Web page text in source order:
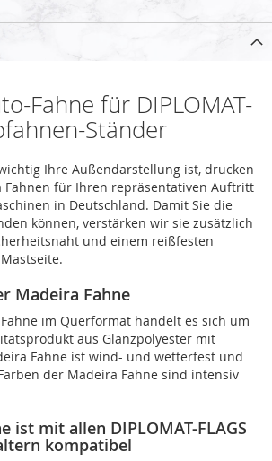
Fahne für DIPLOMAT-
Ständer
Ihre Außendarstellung ist, drucken
Fahnen für Ihren repräsentativen Auftritt
in Deutschland. Damit Sie die
können, verstärken wir sie zusätzlich
und einem reißfesten
Madeira Fahne
im Querformat handelt es sich um
aus Glanzpolyester mit
Fahne ist wind- und wetterfest und
der Madeira Fahne sind intensiv
ist mit allen DIPLOMAT-FLAGS
kompatibel